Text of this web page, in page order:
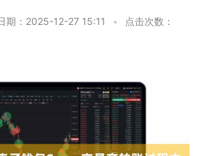
期：2025-12-27 15:11 •
点击次数：